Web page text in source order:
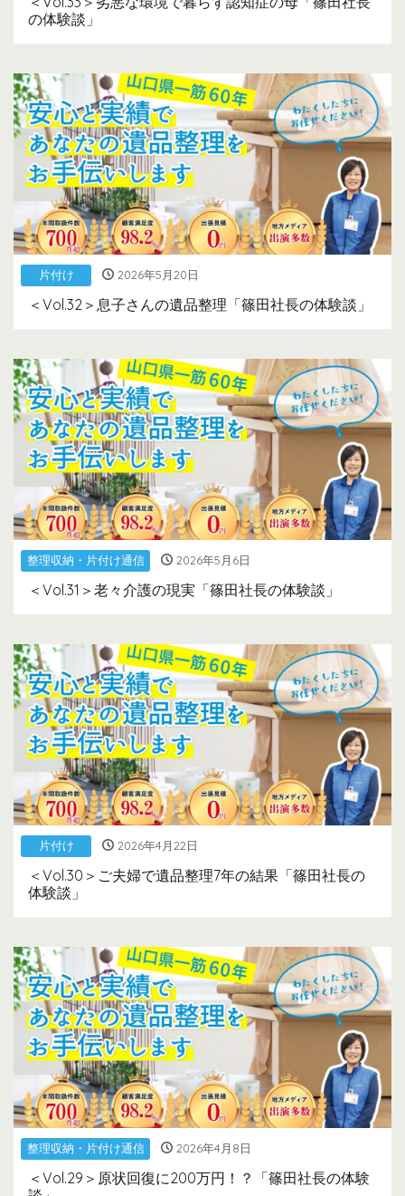
の体験談」
片付け 2026年5月20日
＜Vol.32＞息子さんの遺品整理「篠田社長の体験談」
整理収納・片付け通信 2026年5月6日
＜Vol.31＞老々介護の現実「篠田社長の体験談」
片付け 2026年4月22日
＜Vol.30＞ご夫婦で遺品整理7年の結果「篠田社長の
体験談」
整理収納・片付け通信 2026年4月8日
＜Vol.29＞原状回復に200万円！？「篠田社長の体験